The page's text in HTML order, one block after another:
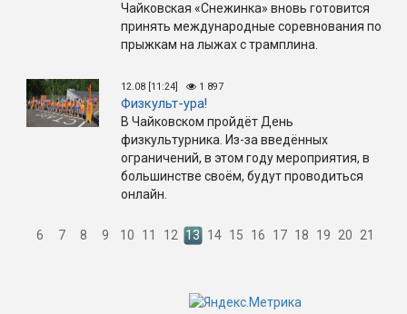
Чайковская «Снежинка» вновь готовится
принять международные соревнования по
прыжкам на лыжах с трамплина.
12.08 [11:24] 1 897
Физкульт-ура!
В Чайковском пройдёт День
физкультурника. Из-за введённых
ограничений, в этом году мероприятия, в
большинстве своём, будут проводиться
онлайн.
6 7 8 9 10 11 12 13 14 15 16 17 18 19 20 21